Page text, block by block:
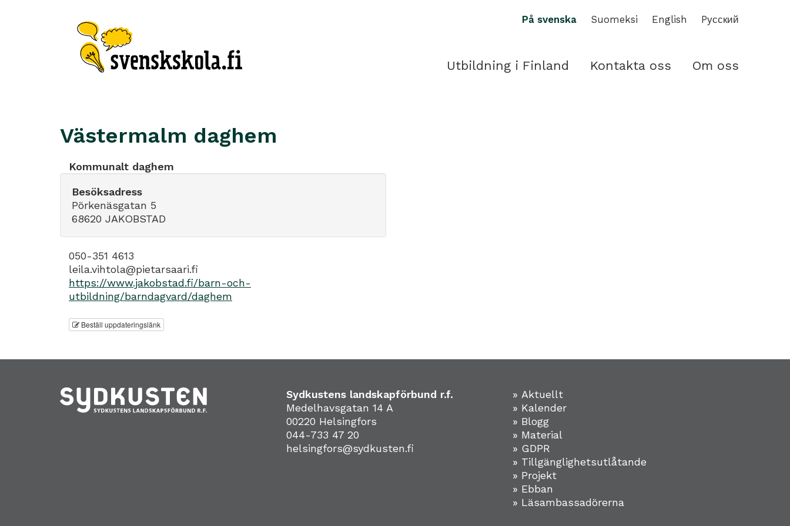
På svenska Suomeksi English Pусский
Utbildning i Finland Kontakta oss Om oss
Västermalm daghem
Kommunalt daghem
Besöksadress
Pörkenäsgatan 5
68620 JAKOBSTAD
050-351 4613
leila.vihtola@pietarsaari.fi
https://www.jakobstad.fi/barn-och-
utbildning/barndagvard/daghem
Beställ uppdateringslänk
Sydkustens landskapförbund r.f.
Medelhavsgatan 14 A
00220 Helsingfors
044-733 47 20
helsingfors@sydkusten.fi
» Aktuellt
» Kalender
» Blogg
» Material
» GDPR
» Tillgänglighetsutlåtande
» Projekt
» Ebban
» Läsambassadörerna